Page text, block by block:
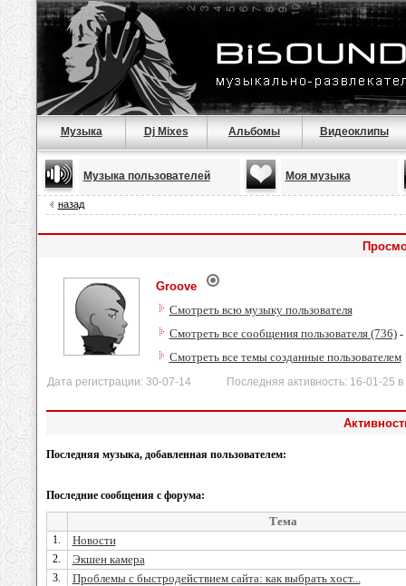
Музыка Dj Mixes Альбомы Видеоклипы
Музыка пользователей Моя музыка
назад
Groove
Смотреть всю музыку пользователя
Смотреть все сообщения пользователя (736)-
Смотреть все темы созданные пользователем
Дата регистрации: 30-07-14 Последняя активность: 16-01-25 в
Последняя музыка, добавленная пользователем:
Последние сообщения с форума:
Тема
1. Новости
2. Экшен камера
3. Проблемы с быстродействием сайта: как выбрать хост...